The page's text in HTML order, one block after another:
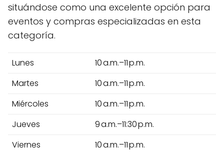
situándose como una excelente opción para
eventos y compras especializadas en esta
categoría.
Lunes
10 a.m.–11 p.m.
Martes
10 a.m.–11 p.m.
Miércoles
10 a.m.–11 p.m.
Jueves
9 a.m.–11:30 p.m.
Viernes
10 a.m.–11 p.m.